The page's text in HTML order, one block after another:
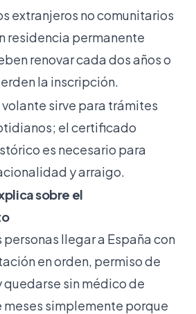
extranjeros no comunitarios
residencia permanente
renovar cada dos años o
la inscripción.
volante sirve para trámites
el certificado
es necesario para
y arraigo.
sobre el
personas llegar a España con
en orden, permiso de
sin médico de
simplemente porque